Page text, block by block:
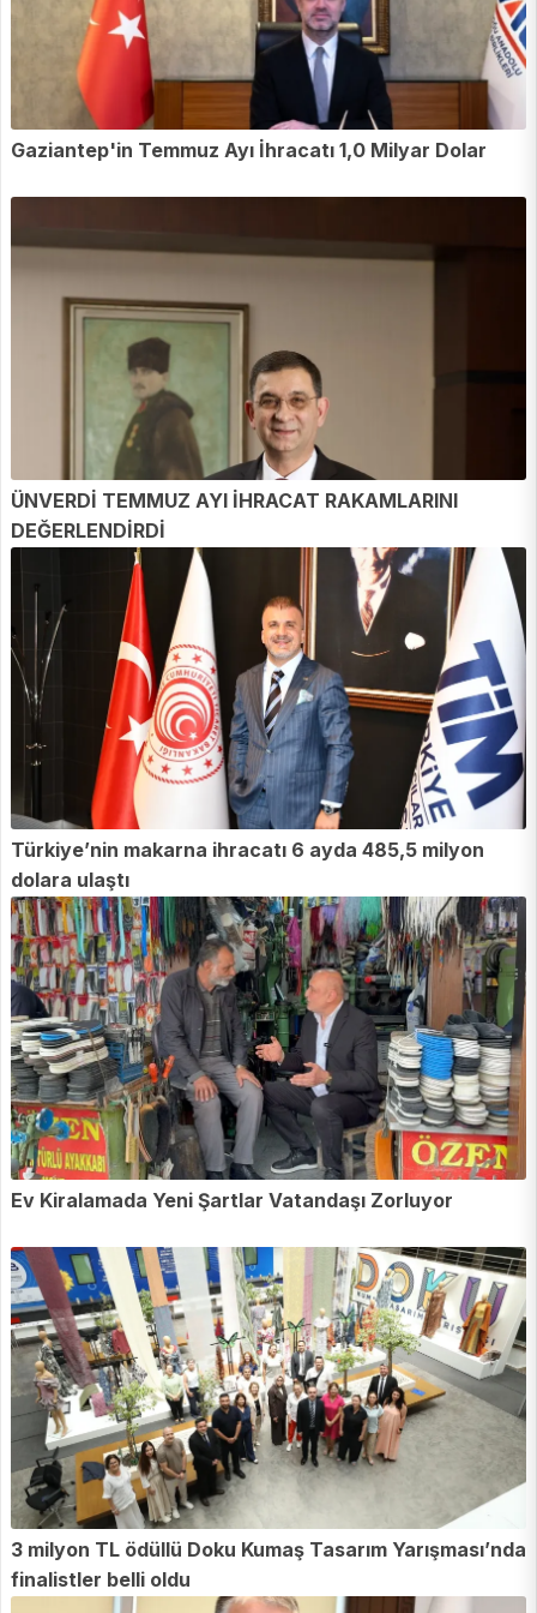
Gaziantep'in Temmuz Ayı İhracatı 1,0 Milyar Dolar
ÜNVERDİ TEMMUZ AYI İHRACAT RAKAMLARINI
DEĞERLENDİRDİ
Türkiye’nin makarna ihracatı 6 ayda 485,5 milyon
dolara ulaştı
Ev Kiralamada Yeni Şartlar Vatandaşı Zorluyor
3 milyon TL ödüllü Doku Kumaş Tasarım Yarışması’nda
finalistler belli oldu